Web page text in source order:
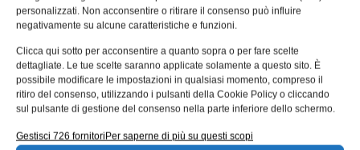
personalizzati. Non acconsentire o ritirare il consenso può influire
negativamente su alcune caratteristiche e funzioni.
Clicca qui sotto per acconsentire a quanto sopra o per fare scelte
dettagliate. Le tue scelte saranno applicate solamente a questo sito. È
possibile modificare le impostazioni in qualsiasi momento, compreso il
ritiro del consenso, utilizzando i pulsanti della Cookie Policy o cliccando
sul pulsante di gestione del consenso nella parte inferiore dello schermo.
Gestisci 726 fornitoriPer saperne di più su questi scopi
produzione è in crescita con
Stefano Vinto 09/04/2018